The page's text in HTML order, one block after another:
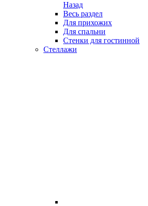
Назад
Весь раздел
Для прихожих
Для спальни
Стенки для гостинной
Стеллажи